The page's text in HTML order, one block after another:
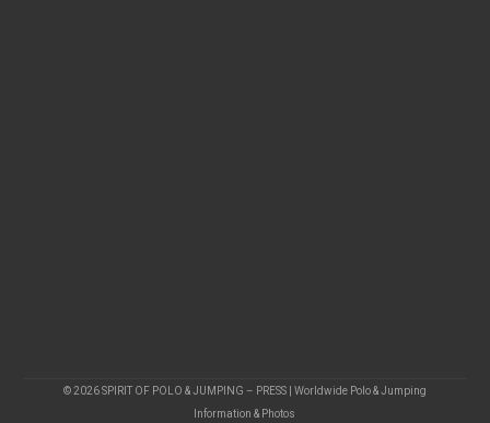
© 2026 SPIRIT OF POLO & JUMPING – PRESS | Worldwide Polo & Jumping
Information & Photos